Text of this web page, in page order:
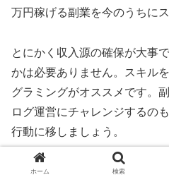
万円稼げる副業を今のうちに
とにかく収入源の確保が大事
かは必要ありません。スキル
グラミングがオススメです。
ログ運営にチャレンジするの
行動に移しましょう。
ホーム 検索